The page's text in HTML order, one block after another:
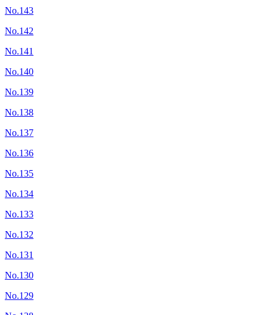
No.143
No.142
No.141
No.140
No.139
No.138
No.137
No.136
No.135
No.134
No.133
No.132
No.131
No.130
No.129